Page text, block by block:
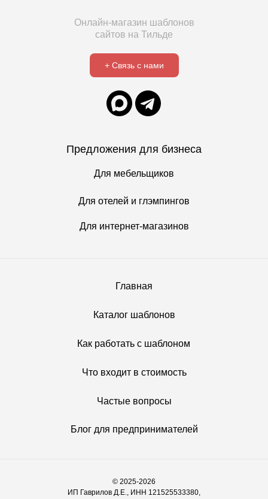
Главная
Каталог шаблонов
Для мебельщиков
Для отелей и глэмпингов
Для интернет-магазинов
Как работать с шаблоном
Что входит в стоимость
Частые вопросы
Блог для предпринимателей
+ Связь с нами
Онлайн-магазин шаблонов
сайтов на Тильде
© 2025-2026
ИП Гаврилов Д.Е., ИНН 121525533380,
Предложения для бизнеса